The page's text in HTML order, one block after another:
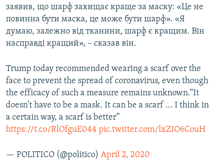
заявив, що шарф захищає краще за маску: «Це не
повинна бути маска, це може бути шарф». «Я
думаю, залежно від тканини, шарф є кращим. Він
насправді кращий», – сказав він.
Trump today recommended wearing a scarf over the
face to prevent the spread of coronavirus, even though
the efficacy of such a measure remains unknown.“It
doesn’t have to be a mask. It can be a scarf ... I think in
a certain way, a scarf is better”
https://t.co/RlOfguE044 pic.twitter.com/lxZIO6CouH
— POLITICO (@politico) April 2, 2020